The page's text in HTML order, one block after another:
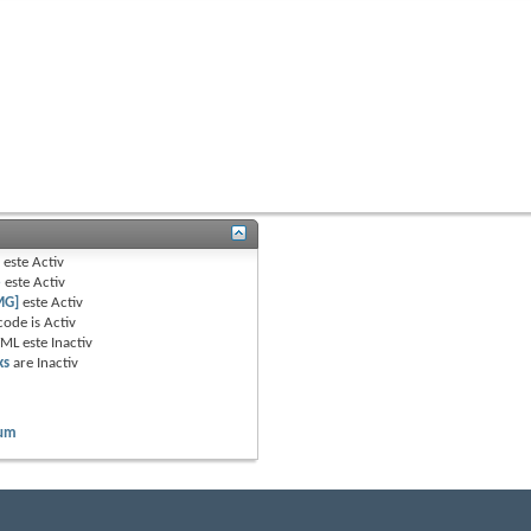
esteActiv
esteActiv
esteActiv
isActiv
este Inactiv
are Inactiv